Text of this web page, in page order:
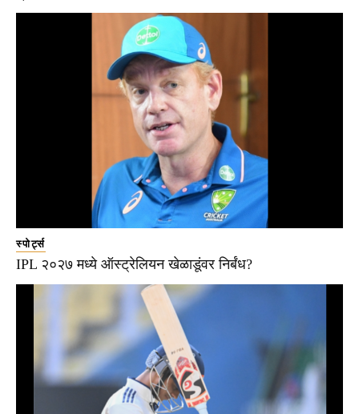
स्पोर्ट्स
IPL २०२७ मध्ये ऑस्ट्रेलियन खेळाडूंवर निर्बंध?